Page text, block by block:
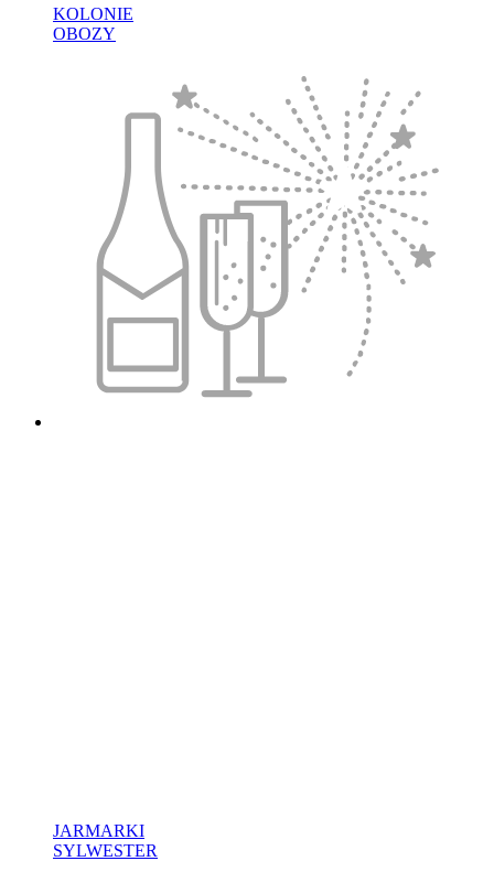
KOLONIE
OBOZY
JARMARKI
SYLWESTER